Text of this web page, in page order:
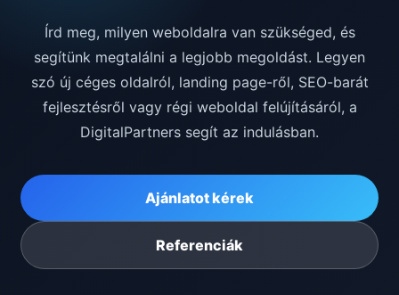
Írd meg, milyen weboldalra van szükséged, és
segítünk megtalálni a legjobb megoldást. Legyen
szó új céges oldalról, landing page-ről, SEO-barát
fejlesztésről vagy régi weboldal felújításáról, a
DigitalPartners segít az indulásban.
Ajánlatot kérek
Referenciák